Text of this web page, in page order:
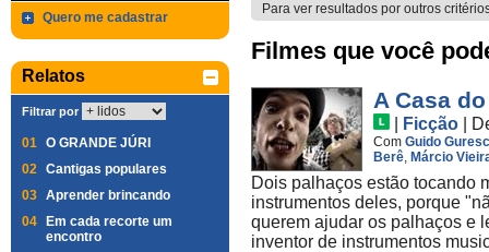
Quero me cadastrar
Relatos
Filtrar por
01 O GRANDE JÚRI
02 Cantigas populares
03 Aprender brincando
04
Em cada recorte um
encontro
Para ver resultados por outros
Filmes que você
A Casa
Ficção
Com Guido
Berê, Márcio
Dois palhaços estão tocando
instrumentos deles, porque
querem ajudar os palhaços e
inventor de instrumentos